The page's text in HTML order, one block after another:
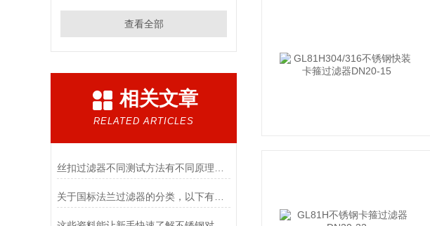
查看全部
相关文章
RELATED ARTICLES
关于国标法兰过滤器的分类，以下有详细说明